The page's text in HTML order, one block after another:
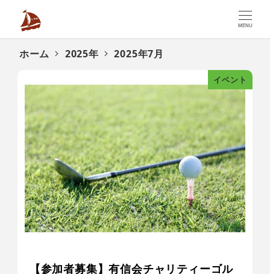
MENU
ホーム 2025年 2025年7月
イベント
【参加者募集】有信会チャリティーゴル